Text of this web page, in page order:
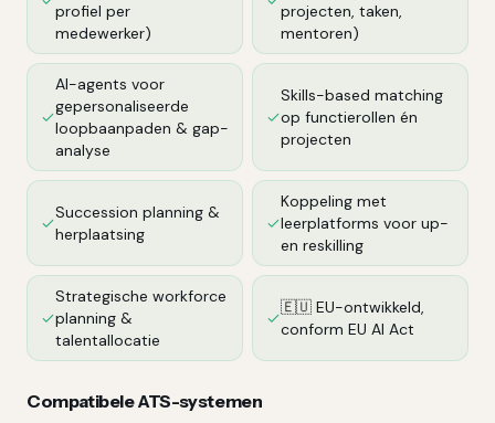
profiel per
medewerker)
projecten, taken,
mentoren)
AI-agents voor
gepersonaliseerde
loopbaanpaden & gap-
analyse
Skills-based matching
op functierollen én
projecten
Succession planning &
herplaatsing
Koppeling met
leerplatforms voor up-
en reskilling
Strategische workforce
planning &
talentallocatie
🇪🇺 EU-ontwikkeld,
conform EU AI Act
Compatibele ATS-systemen